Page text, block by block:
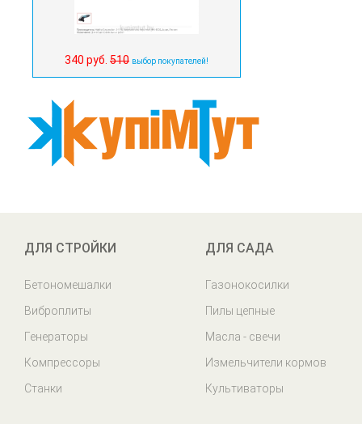
340 руб. 510 выбор покупателей!
ДЛЯ СТРОЙКИ
Бетономешалки
Виброплиты
Генераторы
Компрессоры
Станки
ДЛЯ САДА
Газонокосилки
Пилы цепные
Масла - свечи
Измельчители кормов
Культиваторы